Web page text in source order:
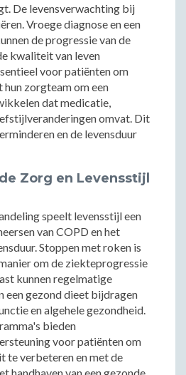
De levensverwachting bij
Vroege diagnose en een
de progressie van de
kwaliteit van leven
voor patiënten om
hun zorgteam om een
dat medicatie,
omvat. Dit
en de levensduur
Zorg en Levensstijl
speelt levensstijl een
van COPD en het
Stoppen met roken is
om de ziekteprogressie
kunnen regelmatige
een gezond dieet bijdragen
en algehele gezondheid.
bieden
voor patiënten om
te verbeteren en met de